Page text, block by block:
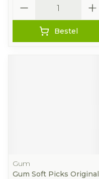
Bestel
Gum
Gum Soft Picks Original